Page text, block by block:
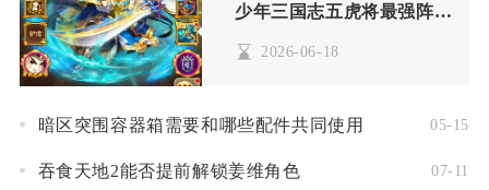
少年三国志五虎将最强阵容有哪些必备的技能
2026-06-18
暗区突围容器箱需要和哪些配件共同使用 05-15
吞食天地2能否提前解锁姜维角色 07-11